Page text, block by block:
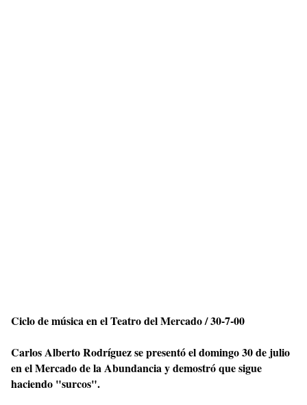
Ciclo de música en el Teatro del Mercado / 30-7-00
Carlos Alberto Rodríguez se presentó el domingo 30 de julio
en el Mercado de la Abundancia y demostró que sigue
haciendo "surcos".